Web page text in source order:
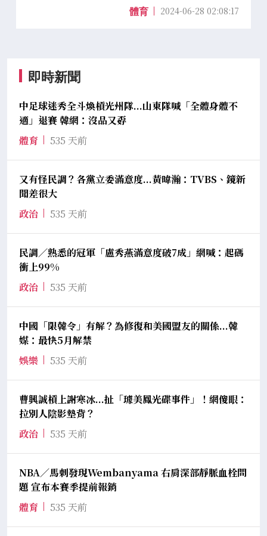
體育 2024-06-28 02:08:17
即時新聞
中足球迷秀全斗煥槓光州隊...山東隊喊「全體身體不
適」退賽 韓網：沒品又孬
體育
535 天前
又有怪民調？各黨立委滿意度...黃暐瀚：TVBS、鏡新
聞差很大
政治
535 天前
民調／熟悉的冠軍「盧秀燕滿意度破7成」網喊：起碼
衝上99%
政治
535 天前
中國「限韓令」有解？為修復和美國盟友的關係...韓
媒：最快5月解禁
娛樂
535 天前
曹興誠槓上謝寒冰...扯「璩美鳳光碟事件」！網傻眼：
拉別人陰影墊背？
政治
535 天前
NBA／馬刺發現Wembanyama 右肩深部靜脈血栓問
題 宣布本賽季提前報銷
體育
535 天前